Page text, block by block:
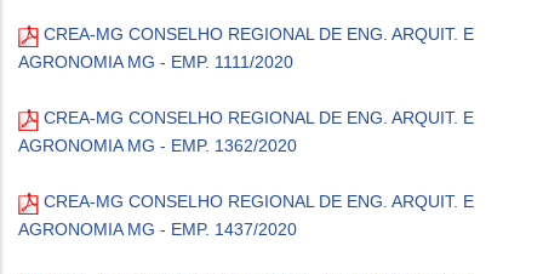
CREA-MG CONSELHO REGIONAL DE ENG. ARQUIT. E
AGRONOMIA MG - EMP. 1111/2020
CREA-MG CONSELHO REGIONAL DE ENG. ARQUIT. E
AGRONOMIA MG - EMP. 1362/2020
CREA-MG CONSELHO REGIONAL DE ENG. ARQUIT. E
AGRONOMIA MG - EMP. 1437/2020